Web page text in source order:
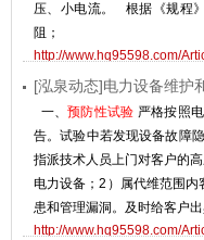
压、小电流。 根据《规程
阻；
http://www.hq95598.com/
[泓泉动态]电力设备维护
一、预防性试验 严格按照
告。试验中若发现设备故障
指派技术人员上门对客户的
电力设备；2）属代维范围
患和管理漏洞。及时给客户
http://www.hq95598.com/